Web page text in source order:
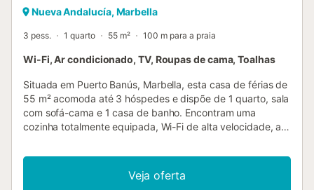
Nueva Andalucía, Marbella
3 pess. 1 quarto 55 m² 100 m para a praia
Wi-Fi, Ar condicionado, TV, Roupas de cama, Toalhas
Situada em Puerto Banús, Marbella, esta casa de férias de
55 m² acomoda até 3 hóspedes e dispõe de 1 quarto, sala
com sofá-cama e 1 casa de banho. Encontram uma
cozinha totalmente equipada, Wi-Fi de alta velocidade, ar
ventoinha, máquina de café com chaleira e espaço de
trabalho dedicado. Podem optar por self check-in prático
ou receção presencial. No vosso balcão privado, usufruem
Veja oferta